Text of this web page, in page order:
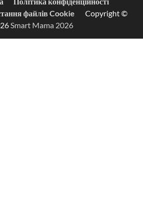
файлів Cookie
Copyright ©
Smart Mama 2026